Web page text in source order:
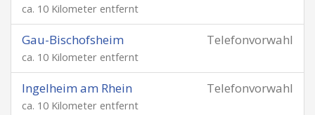
ca. 10 Kilometer entfernt
Telefonvorwahl
Gau-Bischofsheim
ca. 10 Kilometer entfernt
Telefonvorwahl
Ingelheim am Rhein
ca. 10 Kilometer entfernt